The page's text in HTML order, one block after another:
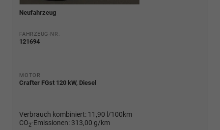
Neufahrzeug
FAHRZEUG-NR.
121694
MOTOR
Crafter FGst 120 kW, Diesel
Verbrauch kombiniert: 11,90 l/100km
CO2-Emissionen: 313,00 g/km